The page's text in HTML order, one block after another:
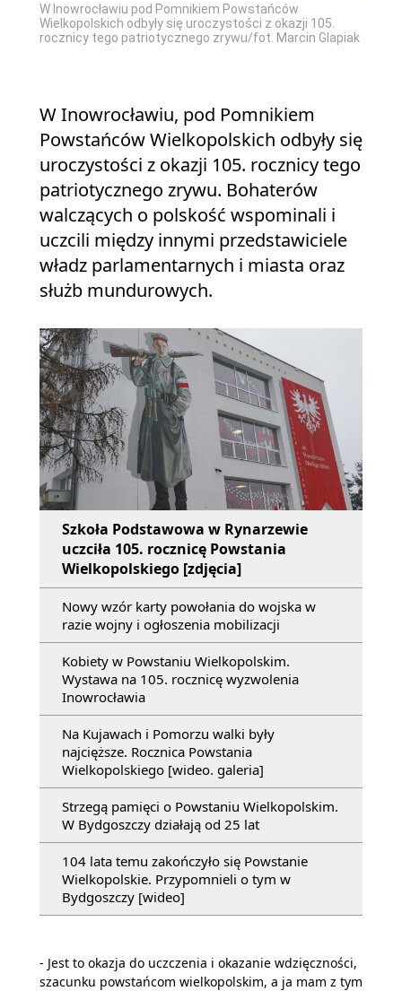
W Inowrocławiu pod Pomnikiem Powstańców
Wielkopolskich odbyły się uroczystości z okazji 105.
rocznicy tego patriotycznego zrywu/fot. Marcin Glapiak
W Inowrocławiu, pod Pomnikiem
Powstańców Wielkopolskich odbyły się
uroczystości z okazji 105. rocznicy tego
patriotycznego zrywu. Bohaterów
walczących o polskość wspominali i
uczcili między innymi przedstawiciele
władz parlamentarnych i miasta oraz
służb mundurowych.
Szkoła Podstawowa w Rynarzewie
uczciła 105. rocznicę Powstania
Wielkopolskiego [zdjęcia]
Nowy wzór karty powołania do wojska w
razie wojny i ogłoszenia mobilizacji
Kobiety w Powstaniu Wielkopolskim.
Wystawa na 105. rocznicę wyzwolenia
Inowrocławia
Na Kujawach i Pomorzu walki były
najcięższe. Rocznica Powstania
Wielkopolskiego [wideo. galeria]
Strzegą pamięci o Powstaniu Wielkopolskim.
W Bydgoszczy działają od 25 lat
104 lata temu zakończyło się Powstanie
Wielkopolskie. Przypomnieli o tym w
Bydgoszczy [wideo]
- Jest to okazja do uczczenia i okazanie wdzięczności,
szacunku powstańcom wielkopolskim, a ja mam z tym